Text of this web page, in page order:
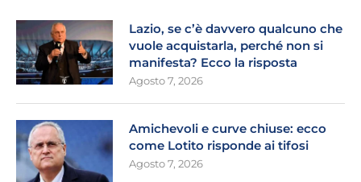
Lazio, se c’è davvero qualcuno che
vuole acquistarla, perché non si
manifesta? Ecco la risposta
Agosto 7, 2026
Amichevoli e curve chiuse: ecco
come Lotito risponde ai tifosi
Agosto 7, 2026